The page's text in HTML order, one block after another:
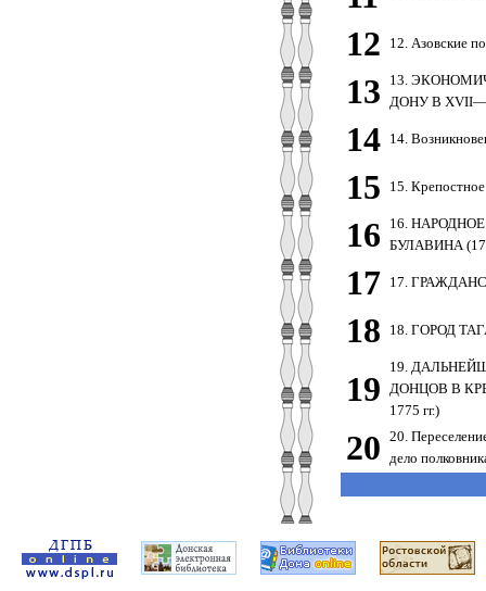
12 12. Азовские
13
13.
ДОНУ В
14 14.
15 15.
16
16.
БУЛАВИНА
17 17.
18 18. ГОРОД
19
19.
ДОНЦОВ В
1775 гг.)
20
20.
дело